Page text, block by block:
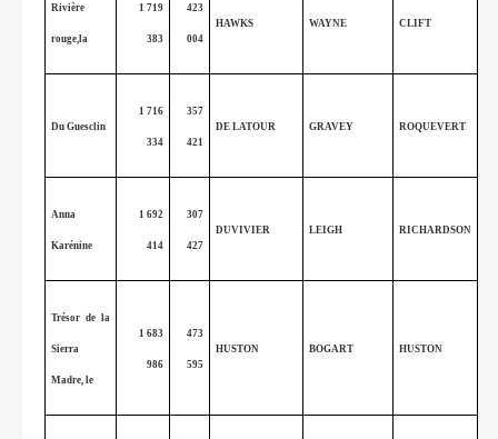
Rivière
rouge,la
1 719
383
423
004
HAWKS WAYNE CLIFT
Du Guesclin
1 716
334
357
421
DE LATOUR GRAVEY ROQUEVERT
Anna
Karénine
1 692
414
307
427
DUVIVIER LEIGH RICHARDSON
Trésor de la
Sierra
Madre, le
1 683
986
473
595
HUSTON BOGART HUSTON